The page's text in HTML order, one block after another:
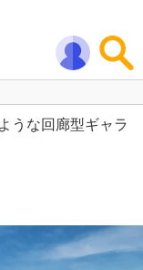
うな回廊型ギャラ